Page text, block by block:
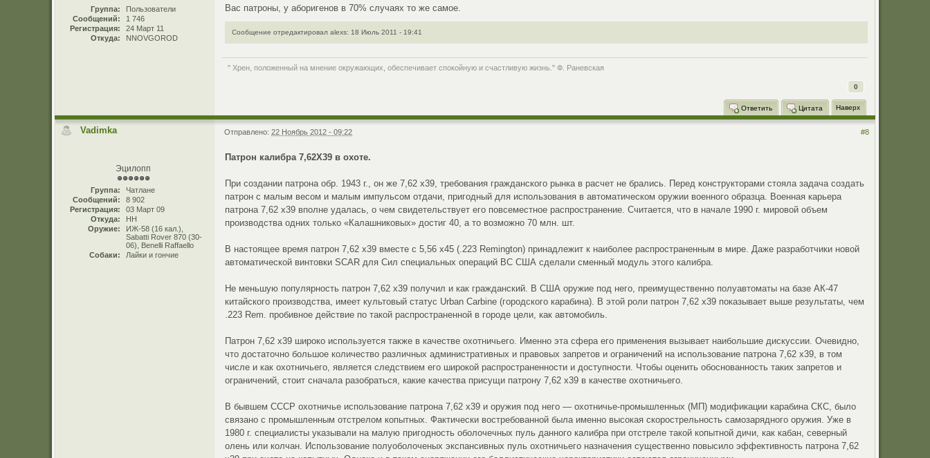
Группа:
Пользователи
Сообщений:
1 746
Регистрация:
24 Март 11
Откуда:
NNOVGOROD
Вас патроны, у аборигенов в 70% случаях то же самое.
Сообщение отредактировал alexs: 18 Июль 2011 - 19:41
" Хрен, положенный на мнение окружающих, обеспечивает спокойную и счастливую жизнь." Ф. Раневская
0
Наверх
Цитата
Ответить
#8
Vadimka
Эцилопп
Группа:
Чатлане
Сообщений:
8 902
Регистрация:
03 Март 09
Откуда:
НН
Оружие:
ИЖ-58 (16 кал.),
Sabatti Rover 870 (30-
06), Benelli Raffaello
Собаки:
Лайки и гончие
Отправлено:22 Ноябрь 2012 - 09:22
Патрон калибра 7,62Х39 в охоте.
При создании патрона обр. 1943 г., он же 7,62 х39, требования гражданского рынка в расчет не брались. Перед конструкторами стояла задача создать
патрон с малым весом и малым импульсом отдачи, пригодный для использования в автоматическом оружии военного образца. Военная карьера
патрона 7,62 х39 вполне удалась, о чем свидетельствует его повсеместное распространение. Считается, что в начале 1990 г. мировой объем
производства одних только «Калашниковых» достиг 40, а то возможно 70 млн. шт.
В настоящее время патрон 7,62 х39 вместе с 5,56 х45 (.223 Remington) принадлежит к наиболее распространенным в мире. Даже разработчики новой
автоматической винтовки SCAR для Сил специальных операций ВС США сделали сменный модуль этого калибра.
Не меньшую популярность патрон 7,62 х39 получил и как гражданский. В США оружие под него, преимущественно полуавтоматы на базе АК-47
китайского производства, имеет культовый статус Urban Carbine (городского карабина). В этой роли патрон 7,62 х39 показывает выше результаты, чем
.223 Rem. пробивное действие по такой распространенной в городе цели, как автомобиль.
Патрон 7,62 х39 широко используется также в качестве охотничьего. Именно эта сфера его применения вызывает наибольшие дискуссии. Очевидно,
что достаточно большое количество различных административных и правовых запретов и ограничений на использование патрона 7,62 х39, в том
числе и как охотничьего, является следствием его широкой распространенности и доступности. Чтобы оценить обоснованность таких запретов и
ограничений, стоит сначала разобраться, какие качества присущи патрону 7,62 х39 в качестве охотничьего.
В бывшем СССР охотничье использование патрона 7,62 х39 и оружия под него — охотничье-промышленных (МП) модификации карабина СКС, было
связано с промышленным отстрелом копытных. Фактически востребованной была именно высокая скорострельность самозарядного оружия. Уже в
1980 г. специалисты указывали на малую пригодность оболочечных пуль данного калибра при отстреле такой копытной дичи, как кабан, северный
олень или колчан. Использование полуоболоченых экспансивных пуль охотничьего назначения существенно повысило эффективность патрона 7,62